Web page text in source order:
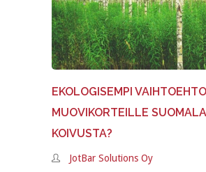
EKOLOGISEMPI VAIHTOEHTO
MUOVIKORTEILLE
KOIVUSTA?
JotBar Solutions Oy